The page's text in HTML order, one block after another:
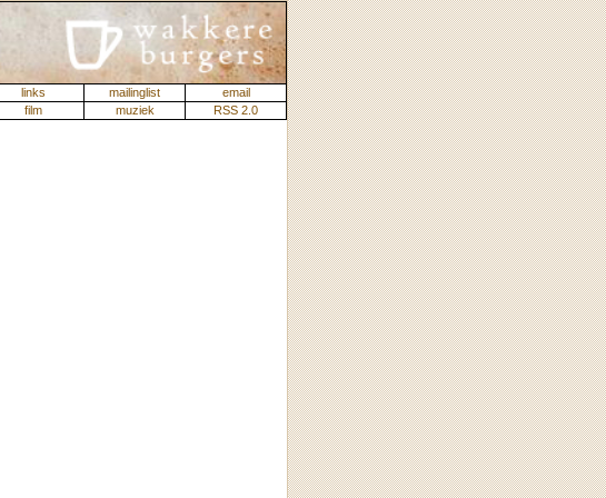
links mailinglist
email
film muziek RSS 2.0